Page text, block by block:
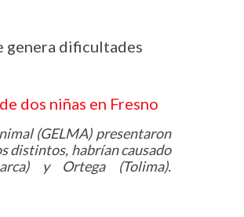
genera dificultades
dos niñas en Fresno
(GELMA) presentaron
distintos, habrían causado
y Ortega (Tolima).